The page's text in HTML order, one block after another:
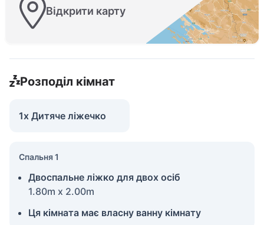
Відкрити карту
Розподіл кімнат
1x Дитяче ліжечко
Спальня 1
Двоспальне ліжко для двох осіб
1.80m x 2.00m
Ця кімната має власну ванну кімнату